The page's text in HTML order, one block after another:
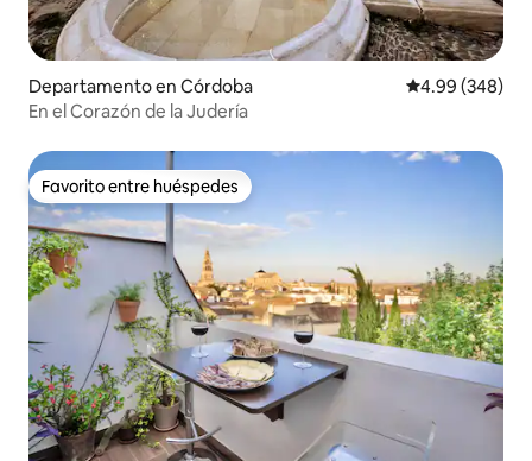
Departamento en Córdoba Calificación
4.99 (348)
En el Corazón de la Judería
Favorito entre huéspedes
Favorito entre huéspedes